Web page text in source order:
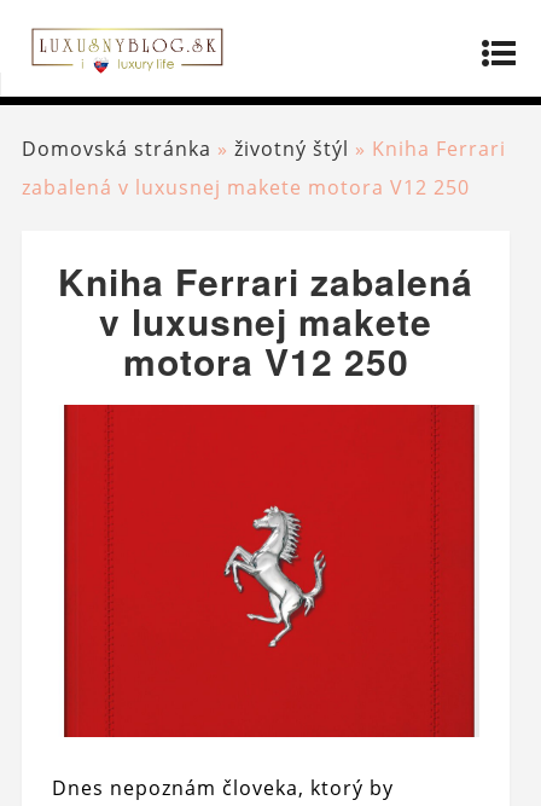
Domovská stránka » životný štýl » Kniha Ferrari
zabalená v luxusnej makete motora V12 250
Kniha Ferrari zabalená
v luxusnej makete
motora V12 250
Dnes nepoznám človeka, ktorý by